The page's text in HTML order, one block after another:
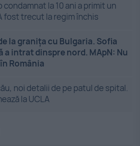
condamnat la 10 ani a primit un
fost trecut la regim închis
la granița cu Bulgaria. Sofia
a intrat dinspre nord. MApN: Nu
România
noi detalii de pe patul de spital.
la UCLA